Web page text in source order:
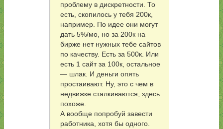
проблему в дискретности. То
есть, скопилось у тебя 200к,
например. По идее они могут
дать 5%/мо, но за 200к на
бирже нет нужных тебе сайтов
по качеству. Есть за 500к. Или
есть 1 сайт за 100к, остальное
— шлак. И деньги опять
простаивают. Ну, это с чем в
недвижке сталкиваются, здесь
похоже.
А вообще попробуй завести
работника, хотя бы одного.